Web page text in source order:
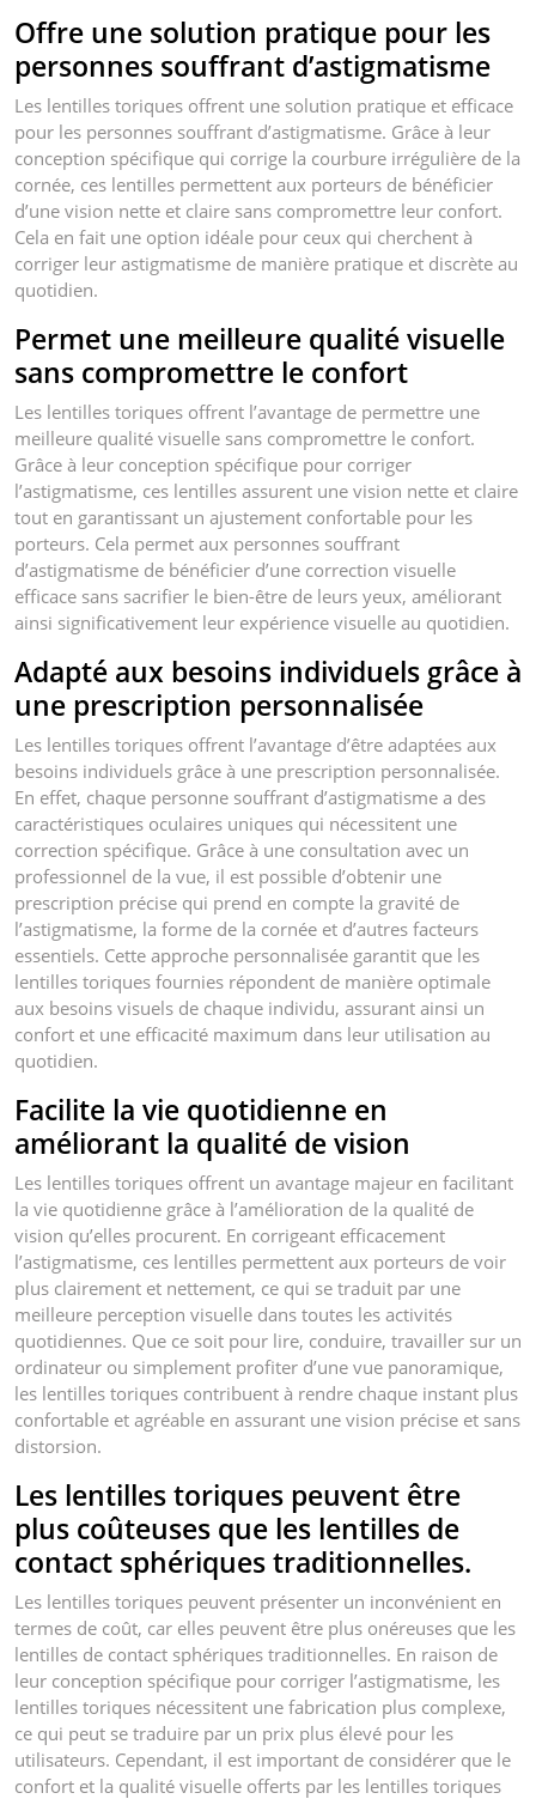
Offre une solution pratique pour les
personnes souffrant d’astigmatisme
Les lentilles toriques offrent une solution pratique et efficace
pour les personnes souffrant d’astigmatisme. Grâce à leur
conception spécifique qui corrige la courbure irrégulière de la
cornée, ces lentilles permettent aux porteurs de bénéficier
d’une vision nette et claire sans compromettre leur confort.
Cela en fait une option idéale pour ceux qui cherchent à
corriger leur astigmatisme de manière pratique et discrète au
quotidien.
Permet une meilleure qualité visuelle
sans compromettre le confort
Les lentilles toriques offrent l’avantage de permettre une
meilleure qualité visuelle sans compromettre le confort.
Grâce à leur conception spécifique pour corriger
l’astigmatisme, ces lentilles assurent une vision nette et claire
tout en garantissant un ajustement confortable pour les
porteurs. Cela permet aux personnes souffrant
d’astigmatisme de bénéficier d’une correction visuelle
efficace sans sacrifier le bien-être de leurs yeux, améliorant
ainsi significativement leur expérience visuelle au quotidien.
Adapté aux besoins individuels grâce à
une prescription personnalisée
Les lentilles toriques offrent l’avantage d’être adaptées aux
besoins individuels grâce à une prescription personnalisée.
En effet, chaque personne souffrant d’astigmatisme a des
caractéristiques oculaires uniques qui nécessitent une
correction spécifique. Grâce à une consultation avec un
professionnel de la vue, il est possible d’obtenir une
prescription précise qui prend en compte la gravité de
l’astigmatisme, la forme de la cornée et d’autres facteurs
essentiels. Cette approche personnalisée garantit que les
lentilles toriques fournies répondent de manière optimale
aux besoins visuels de chaque individu, assurant ainsi un
confort et une efficacité maximum dans leur utilisation au
quotidien.
Facilite la vie quotidienne en
améliorant la qualité de vision
Les lentilles toriques offrent un avantage majeur en facilitant
la vie quotidienne grâce à l’amélioration de la qualité de
vision qu’elles procurent. En corrigeant efficacement
l’astigmatisme, ces lentilles permettent aux porteurs de voir
plus clairement et nettement, ce qui se traduit par une
meilleure perception visuelle dans toutes les activités
quotidiennes. Que ce soit pour lire, conduire, travailler sur un
ordinateur ou simplement profiter d’une vue panoramique,
les lentilles toriques contribuent à rendre chaque instant plus
confortable et agréable en assurant une vision précise et sans
distorsion.
Les lentilles toriques peuvent être
plus coûteuses que les lentilles de
contact sphériques traditionnelles.
Les lentilles toriques peuvent présenter un inconvénient en
termes de coût, car elles peuvent être plus onéreuses que les
lentilles de contact sphériques traditionnelles. En raison de
leur conception spécifique pour corriger l’astigmatisme, les
lentilles toriques nécessitent une fabrication plus complexe,
ce qui peut se traduire par un prix plus élevé pour les
utilisateurs. Cependant, il est important de considérer que le
confort et la qualité visuelle offerts par les lentilles toriques